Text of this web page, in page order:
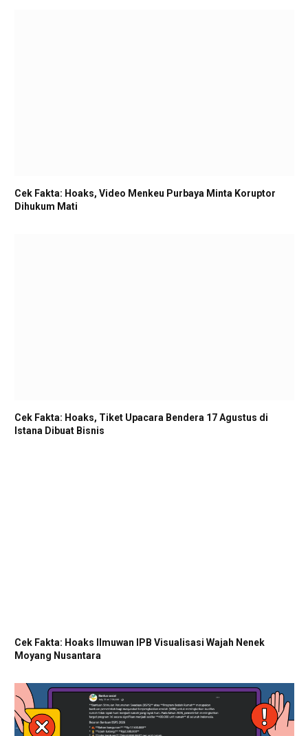
Cek Fakta: Hoaks, Video Menkeu Purbaya Minta Koruptor
Dihukum Mati
Cek Fakta: Hoaks, Tiket Upacara Bendera 17 Agustus di
Istana Dibuat Bisnis
Cek Fakta: Hoaks Ilmuwan IPB Visualisasi Wajah Nenek
Moyang Nusantara